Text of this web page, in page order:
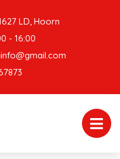
LD, Hoorn
- 16:00